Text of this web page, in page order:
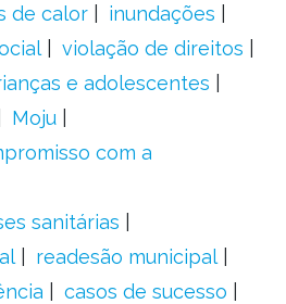
de calor
inundações
violação de direitos
e adolescentes
Moju
com a
sanitárias
readesão municipal
casos de sucesso